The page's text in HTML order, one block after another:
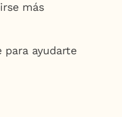
más
ayudarte